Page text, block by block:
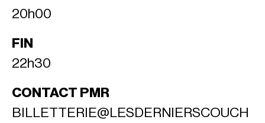
20h00
FIN
22h30
CONTACT PMR
BILLETTERIE@LESDERNIERSCOUCH